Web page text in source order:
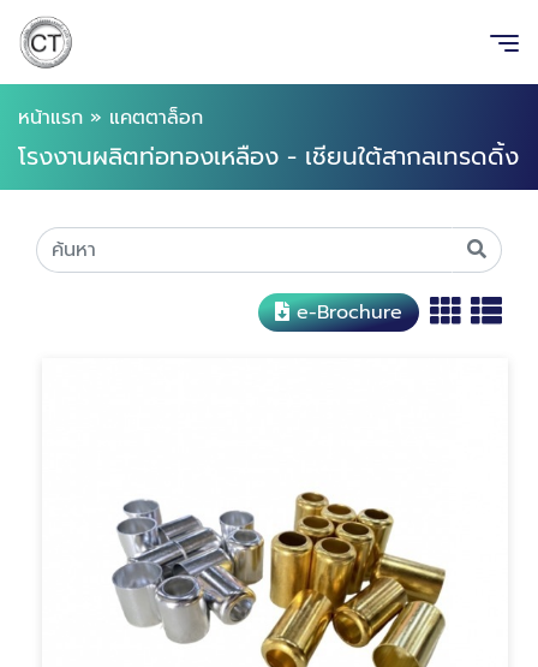
หน้าแรก » แคตตาล็อก
โรงงานผลิตท่อทองเหลือง - เชียนใต้สากลเทรดดิ้ง
e-Brochure